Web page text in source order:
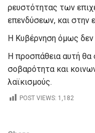
ρευστότητας των
επενδύσεων, και στην
Η Κυβέρνηση όμως
Η προσπάθεια αυτή θα
σοβαρότητα και
λαϊκισμούς.
POST VIEWS: 1,182